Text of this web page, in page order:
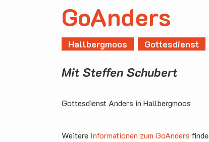
GoAnders
Hallbergmoos Gottesdienst
Mit Steffen Schubert
Gottesdienst Anders in Hallbergmoos
Weitere Informationen zum GoAnders